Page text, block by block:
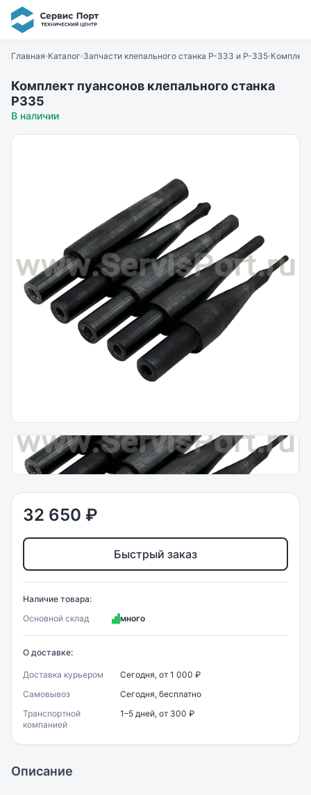
Главная Каталог Запчасти клепального станка Р-333 и Р-335
Комплект пуансонов клепального станка
Р335
В наличии
32 650 ₽
Быстрый заказ
Наличие товара:
Основной склад
много
О доставке:
Доставка курьером
Сегодня, от 1 000 ₽
Самовывоз
Сегодня, бесплатно
Транспортной
компанией
1–5 дней, от 300 ₽
Описание